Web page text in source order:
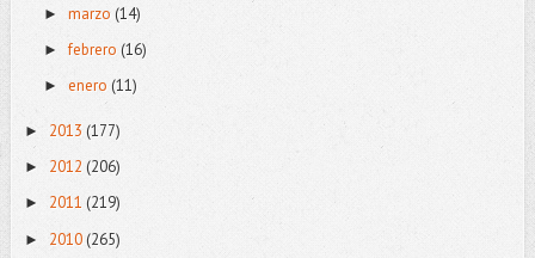
► marzo (14)
►febrero (16)
► enero (11)
► 2013 (177)
► 2012 (206)
► 2011 (219)
► 2010(265)